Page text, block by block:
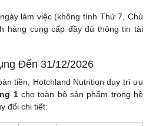
làm việc (không tính Thứ 7, Chủ
hàng cung cấp đầy đủ thông tin tài
Đến 31/12/2026
tiền, Hotchland Nutrition duy trì ưu
1cho toàn bộ sản phẩm trong hệ
đổi chi tiết: